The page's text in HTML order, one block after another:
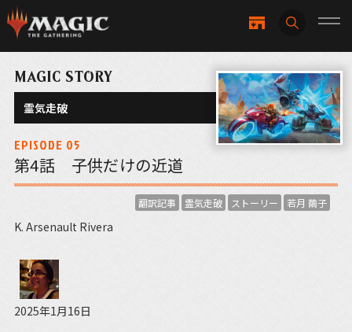
MAGIC STORY
霊気走破
EPISODE 05
第4話 子供だけの近道
翻訳記事 霊気走破 ストーリー 若月 繭子
K. Arsenault Rivera
2025年1月16日